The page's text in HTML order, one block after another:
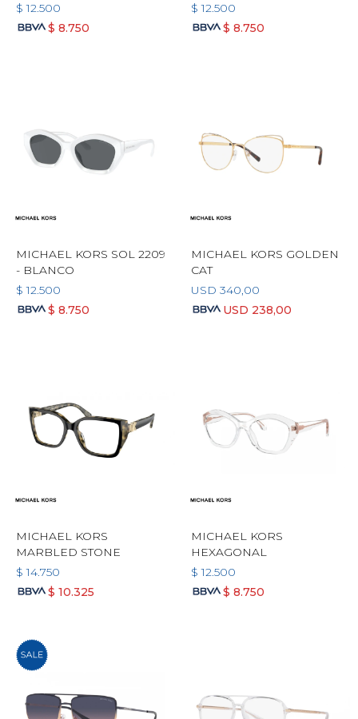
$ 12.500
$ 8.750
$ 12.500
$ 8.750
MICHAEL KORS SOL 2209
- BLANCO
$ 12.500
$ 8.750
MICHAEL KORS GOLDEN
CAT
USD 340,00
USD 238,00
MICHAEL KORS
MARBLED STONE
$ 14.750
$ 10.325
MICHAEL KORS
HEXAGONAL
$ 12.500
$ 8.750